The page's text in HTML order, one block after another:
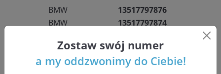
BMW
13517797876
BMW
13517797874
Zostaw swój numer
a my oddzwonimy do Ciebie!